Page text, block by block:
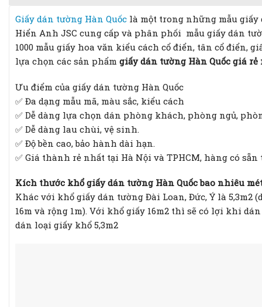
Giấy dán tường Hàn Quốc là một trong những mẫu giấy
Hiển Anh JSC cung cấp và phân phối mẫu giấy dán
1000 mẫu giấy hoa văn kiểu cách cổ điển, tân cổ điển,
lựa chọn các sản phẩm giấy dán tường Hàn Quốc giá rẻ
Ưu điểm của giấy dán tường Hàn Quốc
✅ Đa dạng mẫu mã, màu sắc, kiểu cách
✅ Dễ dàng lựa chọn dán phòng khách, phòng ngủ,
✅ Dễ dàng lau chùi, vệ sinh.
✅ Độ bền cao, bảo hành dài hạn.
✅ Giá thành rẻ nhất tại Hà Nội và TPHCM, hàng có
Kích thước khổ giấy dán tường Hàn Quốc bao nhiêu
Khác với khổ giấy dán tường Đài Loan, Đức, Ý là 5,3m2
16m và rộng 1m). Với khổ giấy 16m2 thì sẽ có lợi khi
dán loại giấy khổ 5,3m2